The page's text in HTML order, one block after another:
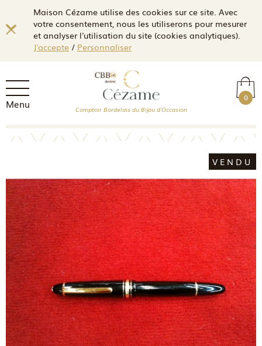
Maison Cézame utilise des cookies sur ce site. Avec
votre consentement, nous les utiliserons pour mesurer
et analyser l'utilisation du site (cookies analytiques).
J'accepte/ Personnaliser
Menu 0
Comptoir Bordelais du Bijou d'Occasion
VENDU